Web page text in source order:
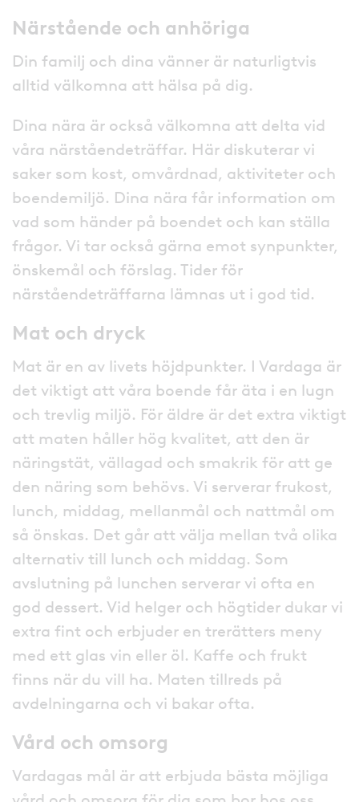
Närstående och anhöriga
Din familj och dina vänner är naturligtvis
alltid välkomna att hälsa på dig.
Dina nära är också välkomna att delta vid
våra närståendeträffar. Här diskuterar vi
saker som kost, omvårdnad, aktiviteter och
boendemiljö. Dina nära får information om
vad som händer på boendet och kan ställa
frågor. Vi tar också gärna emot synpunkter,
önskemål och förslag. Tider för
närståendeträffarna lämnas ut i god tid.
Mat och dryck
Mat är en av livets höjdpunkter. I Vardaga är
det viktigt att våra boende får äta i en lugn
och trevlig miljö. För äldre är det extra viktigt
att maten håller hög kvalitet, att den är
näringstät, vällagad och smakrik för att ge
den näring som behövs. Vi serverar frukost,
lunch, middag, mellanmål och nattmål om
så önskas. Det går att välja mellan två olika
alternativ till lunch och middag. Som
avslutning på lunchen serverar vi ofta en
god dessert. Vid helger och högtider dukar vi
extra fint och erbjuder en trerätters meny
med ett glas vin eller öl. Kaffe och frukt
finns när du vill ha. Maten tillreds på
avdelningarna och vi bakar ofta.
Vård och omsorg
Vardagas mål är att erbjuda bästa möjliga